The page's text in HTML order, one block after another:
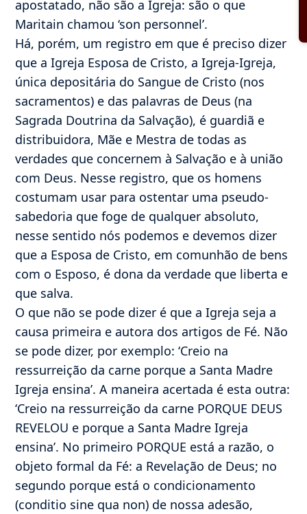
apostatado, não são a Igreja: são o que
Maritain chamou ‘son personnel’.
Há, porém, um registro em que é preciso dizer
que a Igreja Esposa de Cristo, a Igreja-Igreja,
única depositária do Sangue de Cristo (nos
sacramentos) e das palavras de Deus (na
Sagrada Doutrina da Salvação), é guardiã e
distribuidora, Mãe e Mestra de todas as
verdades que concernem à Salvação e à união
com Deus. Nesse registro, que os homens
costumam usar para ostentar uma pseudo-
sabedoria que foge de qualquer absoluto,
nesse sentido nós podemos e devemos dizer
que a Esposa de Cristo, em comunhão de bens
com o Esposo, é dona da verdade que liberta e
que salva.
O que não se pode dizer é que a Igreja seja a
causa primeira e autora dos artigos de Fé. Não
se pode dizer, por exemplo: ‘Creio na
ressurreição da carne porque a Santa Madre
Igreja ensina’. A maneira acertada é esta outra:
‘Creio na ressurreição da carne PORQUE DEUS
REVELOU e porque a Santa Madre Igreja
ensina’. No primeiro PORQUE está a razão, o
objeto formal da Fé: a Revelação de Deus; no
segundo porque está o condicionamento
(conditio sine qua non) de nossa adesão,